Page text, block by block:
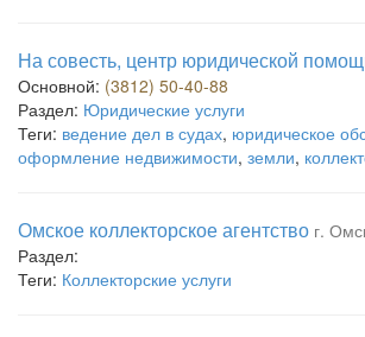
На совесть, центр юридической
Основной: (3812) 50-40-88
Раздел: Юридические услуги
Теги: ведение дел в судах, юридическое
оформление недвижимости, земли,
Омское коллекторское агентство г.
Раздел:
Теги: Коллекторские услуги